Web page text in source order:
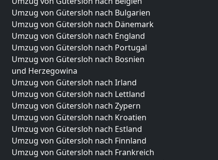
Umzug von Gütersloh nach Bulgarien
Umzug von Gütersloh nach Dänemark
Umzug von Gütersloh nach England
Umzug von Gütersloh nach Portugal
Umzug von Gütersloh nach Bosnien
und Herzegowina
Umzug von Gütersloh nach Irland
Umzug von Gütersloh nach Lettland
Umzug von Gütersloh nach Zypern
Umzug von Gütersloh nach Kroatien
Umzug von Gütersloh nach Estland
Umzug von Gütersloh nach Finnland
Umzug von Gütersloh nach Frankreich